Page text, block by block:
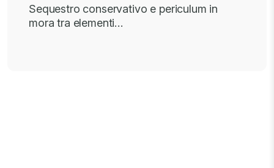
Sequestro conservativo e periculum in
mora tra elementi…